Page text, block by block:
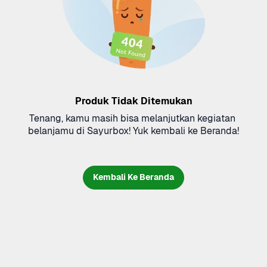
Produk Tidak Ditemukan
Tenang, kamu masih bisa melanjutkan kegiatan
belanjamu di Sayurbox! Yuk kembali ke Beranda!
Kembali Ke Beranda